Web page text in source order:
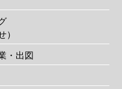
）
・出図